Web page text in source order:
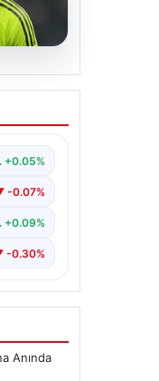
+0.05%
-0.07%
+0.09%
-0.30%
Anında